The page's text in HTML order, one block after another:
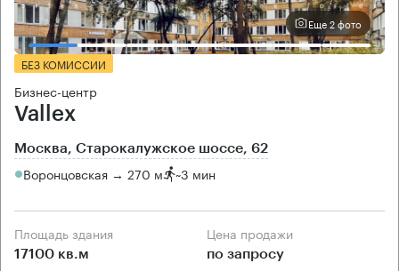
Еще 2 фото
БЕЗ КОМИССИИ
Бизнес-центр
Vallex
Москва, Старокалужское шоссе, 62
Воронцовская → 270 м ~3 мин
Площадь здания
17100 кв.м
Цена продажи
по запросу